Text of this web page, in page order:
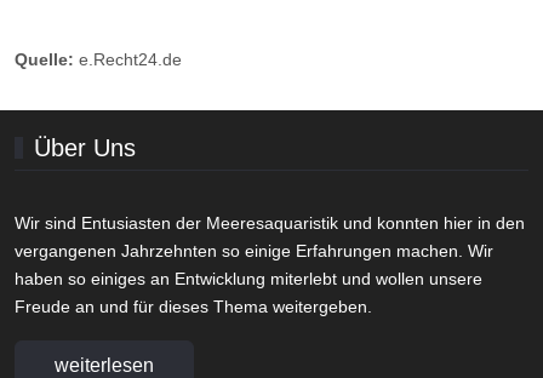
Quelle: e.Recht24.de
Über Uns
Wir sind Entusiasten der Meeresaquaristik und konnten hier in den
vergangenen Jahrzehnten so einige Erfahrungen machen. Wir
haben so einiges an Entwicklung miterlebt und wollen unsere
Freude an und für dieses Thema weitergeben.
weiterlesen